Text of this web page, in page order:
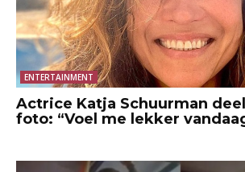
ENTERTAINMENT
Actrice Katja Schuurman
foto: “Voel me lekker